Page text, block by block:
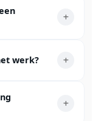
werk?